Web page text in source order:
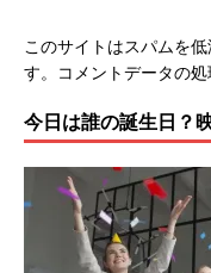
このサイトはスパムを
す。 コメントデータの
今日は誰の誕生日？